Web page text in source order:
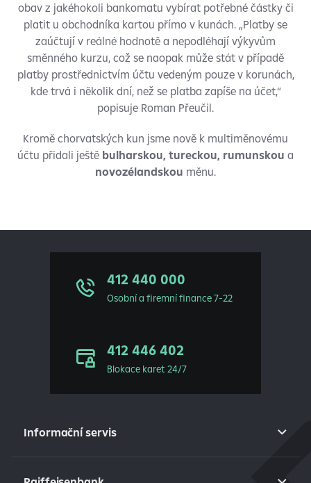
obav z jakéhokoli bankomatu vybírat potřebné částky či
platit u obchodníka kartou přímo v kunách. „Platby se
zaúčtují v reálné hodnotě a nepodléhají výkyvům
směnného kurzu, což se naopak může stát v případě
platby prostřednictvím účtu vedeným pouze v korunách,
kde trvá i několik dní, než se platba zapíše na účet,“
popisuje Roman Přeučil.
Kromě chorvatských kun jsme nově k multiměnovému
účtu přidali ještě bulharskou, tureckou, rumunskou a
novozélandskou měnu.
412 440 000
Osobní a firemní finance 7-22
412 446 402
Blokace karet 24/7
Informační servis